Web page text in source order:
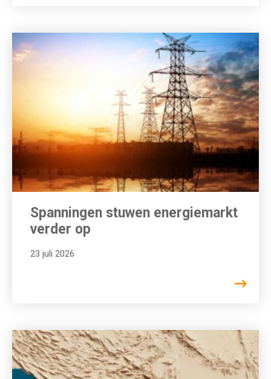
Spanningen stuwen energiemarkt
verder op
23 juli 2026